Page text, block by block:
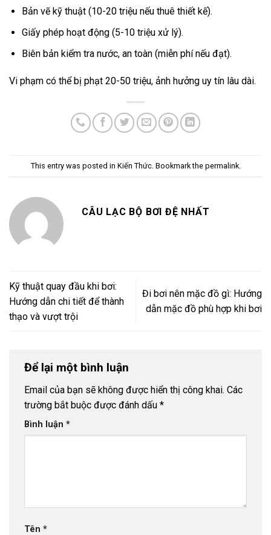
Bản vẽ kỹ thuật (10-20 triệu nếu thuê thiết kế).
Giấy phép hoạt động (5-10 triệu xử lý).
Biên bản kiểm tra nước, an toàn (miễn phí nếu đạt).
Vi phạm có thể bị phạt 20-50 triệu, ảnh hưởng uy tín lâu dài.
This entry was posted in Kiến Thức. Bookmark the permalink.
CÂU LẠC BỘ BƠI ĐỆ NHẤT
Kỹ thuật quay đầu khi bơi:
Hướng dẫn chi tiết để thành
thạo và vượt trội
Đi bơi nên mặc đồ gì: Hướng
dẫn mặc đồ phù hợp khi bơi
Để lại một bình luận
Email của bạn sẽ không được hiển thị công khai. Các
trường bắt buộc được đánh dấu *
Bình luận *
Tên *